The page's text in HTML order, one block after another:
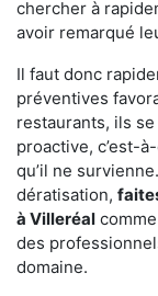
chercher à
avoir remarqué
Il faut donc
préventives
restaurants, ils
proactive, c’est-
qu’il ne
dératisation,
à Villeréal
des
domaine.